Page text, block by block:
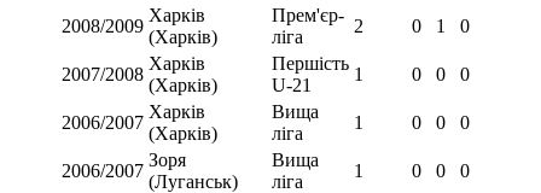
2008/2009
Харків
(Харків)
Прем'єр-
ліга
2 0 1 0
2007/2008
Харків
(Харків)
Першість
U-21
1 0 0 0
2006/2007
Харків
(Харків)
Вища
ліга
1 0 0 0
2006/2007
Зоря
(Луганськ)
Вища
ліга
1 0 0 0